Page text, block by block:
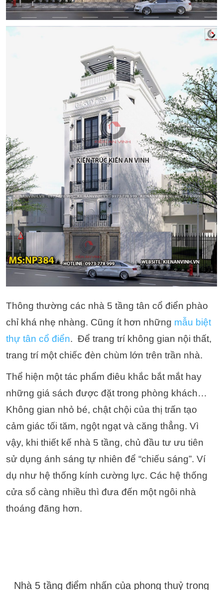
Thông thường các nhà 5 tầng tân cổ điển phào
chỉ khá nhẹ nhàng. Cũng ít hơn những mẫu biệt
thự tân cổ điển. Để trang trí không gian nội thất,
trang trí một chiếc đèn chùm lớn trên trần nhà.
Thể hiện một tác phẩm điêu khắc bắt mắt hay
những giá sách được đặt trong phòng khách…
Không gian nhỏ bé, chật chội của thị trấn tạo
cảm giác tối tăm, ngột ngạt và căng thẳng. Vì
vậy, khi thiết kế nhà 5 tầng, chủ đầu tư ưu tiên
sử dụng ánh sáng tự nhiên để “chiếu sáng”. Ví
dụ như hệ thống kính cường lực. Các hệ thống
cửa sổ càng nhiều thì đưa đến một ngôi nhà
thoáng đãng hơn.
Nhà 5 tầng điểm nhấn của phong thuỷ trong